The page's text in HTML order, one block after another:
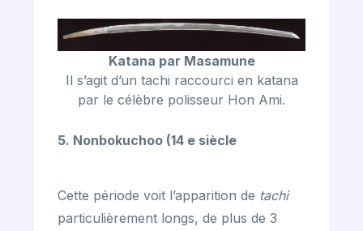
Katana par Masamune
Il s’agit d’un tachi raccourci en katana
par le célèbre polisseur Hon Ami.
5. Nonbokuchoo (14 e siècle
Cette période voit l’apparition de tachi
particulièrement longs, de plus de 3